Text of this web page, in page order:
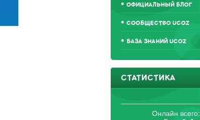
ОФИЦИАЛЬНЫЙ БЛОГ
СООБЩЕСТВО UCOZ
БАЗА ЗНАНИЙ UCOZ
СТАТИСТИКА
Онлайн всего: